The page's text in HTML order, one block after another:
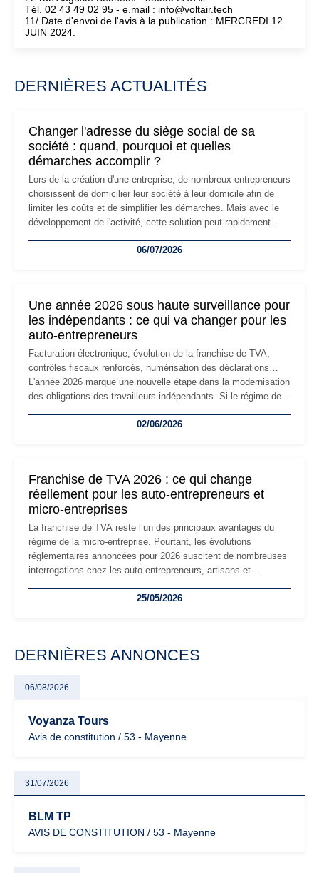
Tél. 02 43 49 02 95 - e.mail : info@voltair.tech
11/ Date d'envoi de l'avis à la publication : MERCREDI 12
JUIN 2024.
DERNIÈRES ACTUALITÉS
Changer l'adresse du siège social de sa
société : quand, pourquoi et quelles
démarches accomplir ?
Lors de la création d'une entreprise, de nombreux entrepreneurs
choisissent de domicilier leur société à leur domicile afin de
limiter les coûts et de simplifier les démarches. Mais avec le
développement de l'activité, cette solution peut rapidement
professionnels, recrutement, image de marque… Le
06/07/2026
Une année 2026 sous haute surveillance pour
les indépendants : ce qui va changer pour les
auto-entrepreneurs
Facturation électronique, évolution de la franchise de TVA,
contrôles fiscaux renforcés, numérisation des déclarations…
L'année 2026 marque une nouvelle étape dans la modernisation
des obligations des travailleurs indépendants. Si le régime de
les auto-entrepreneurs devront s'adapter à un environnement
02/06/2026
Franchise de TVA 2026 : ce qui change
réellement pour les auto-entrepreneurs et
micro-entreprises
La franchise de TVA reste l’un des principaux avantages du
régime de la micro-entreprise. Pourtant, les évolutions
réglementaires annoncées pour 2026 suscitent de nombreuses
interrogations chez les auto-entrepreneurs, artisans et
facturation ou risque de bascule vers la TVA : les règles
25/05/2026
DERNIÈRES ANNONCES
06/08/2026
Voyanza Tours
Avis de constitution / 53 - Mayenne
31/07/2026
BLM TP
AVIS DE CONSTITUTION / 53 - Mayenne